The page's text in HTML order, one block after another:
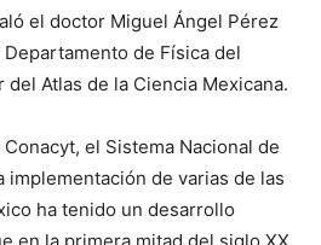
el doctor Miguel Ángel Pérez
de Física del
Atlas de la Ciencia Mexicana.
el Sistema Nacional de
implementación de varias de las
ha tenido un desarrollo